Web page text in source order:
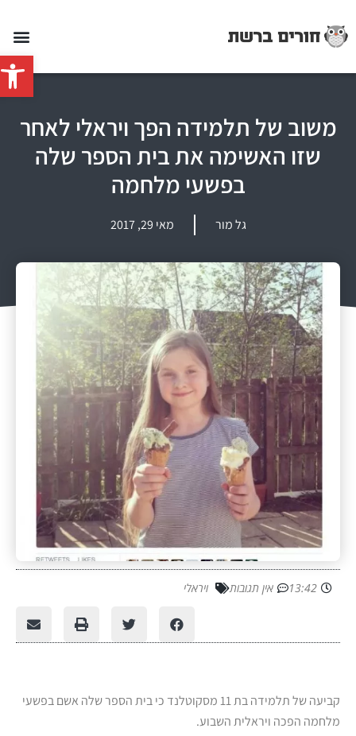
פתח
משוב של תלמידה הפך ויראלי לאחר
שזו האשימה את בית הספר שלה
בפשעי מלחמה
גל מור מאי 29, 2017
13:42 אין תגובות ויראלי
קביעה של תלמידה בת 11 מסקוטלנד כי בית הספר שלה אשם בפשעי
מלחמה הפכה ויראלית השבוע.